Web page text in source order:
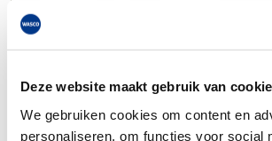
Deze website maakt gebruik van
We gebruiken cookies om content en
personaliseren, om functies voor social